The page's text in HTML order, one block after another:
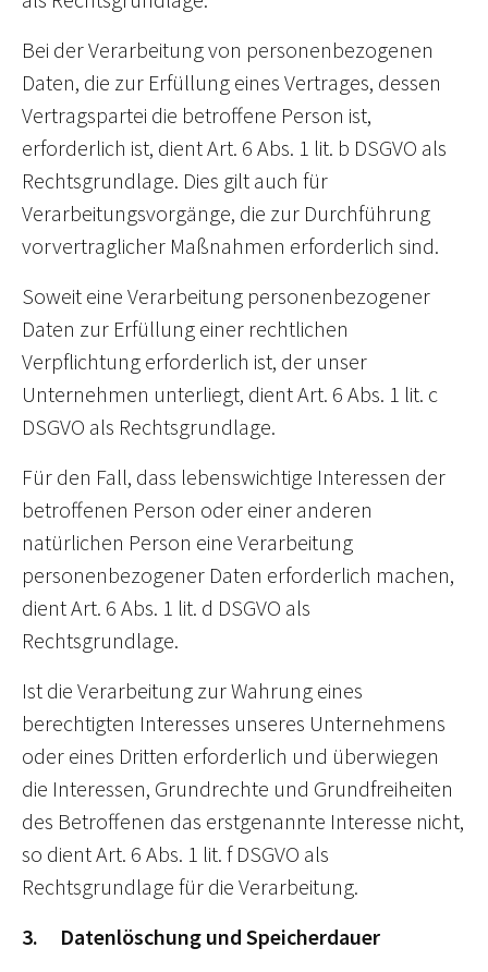
Bei der Verarbeitung von personenbezogenen
Daten, die zur Erfüllung eines Vertrages, dessen
Vertragspartei die betroffene Person ist,
erforderlich ist, dient Art. 6 Abs. 1 lit. b DSGVO als
Rechtsgrundlage. Dies gilt auch für
Verarbeitungsvorgänge, die zur Durchführung
vorvertraglicher Maßnahmen erforderlich sind.
Soweit eine Verarbeitung personenbezogener
Daten zur Erfüllung einer rechtlichen
Verpflichtung erforderlich ist, der unser
Unternehmen unterliegt, dient Art. 6 Abs. 1 lit. c
DSGVO als Rechtsgrundlage.
Für den Fall, dass lebenswichtige Interessen der
betroffenen Person oder einer anderen
natürlichen Person eine Verarbeitung
personenbezogener Daten erforderlich machen,
dient Art. 6 Abs. 1 lit. d DSGVO als
Rechtsgrundlage.
Ist die Verarbeitung zur Wahrung eines
berechtigten Interesses unseres Unternehmens
oder eines Dritten erforderlich und überwiegen
die Interessen, Grundrechte und Grundfreiheiten
des Betroffenen das erstgenannte Interesse nicht,
so dient Art. 6 Abs. 1 lit. f DSGVO als
Rechtsgrundlage für die Verarbeitung.
3. Datenlöschung und Speicherdauer